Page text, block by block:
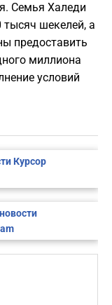
Семья Халеди
тысяч шекелей, а
предоставить
миллиона
условий
Курсор